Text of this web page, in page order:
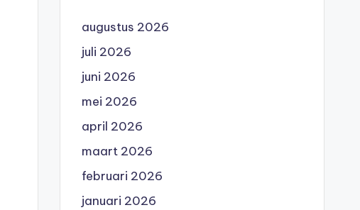
augustus 2026
juli 2026
juni 2026
mei 2026
april 2026
maart 2026
februari 2026
januari 2026